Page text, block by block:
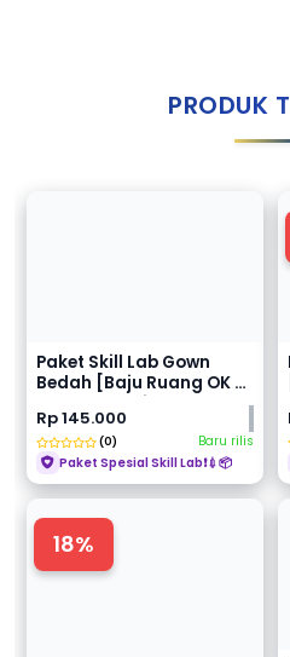
PRODUK
Paket Skill Lab Gown
Bedah [Baju Ruang OK +
Handuk Steril +...
Rp 145.000
(0)
Baru rilis
Paket Spesial Skill Lab❗💉📦
18%